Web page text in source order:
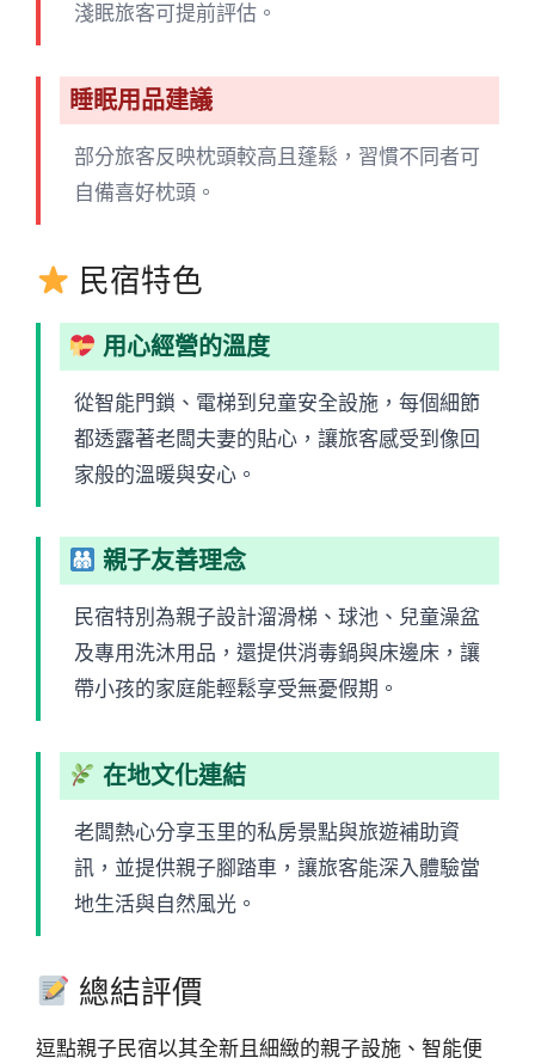
淺眠旅客可提前評估。
睡眠用品建議
部分旅客反映枕頭較高且蓬鬆，習慣不同者可
自備喜好枕頭。
民宿特色
用心經營的溫度
從智能門鎖、電梯到兒童安全設施，每個細節
都透露著老闆夫妻的貼心，讓旅客感受到像回
家般的溫暖與安心。
親子友善理念
民宿特別為親子設計溜滑梯、球池、兒童澡盆
及專用洗沐用品，還提供消毒鍋與床邊床，讓
帶小孩的家庭能輕鬆享受無憂假期。
在地文化連結
老闆熱心分享玉里的私房景點與旅遊補助資
訊，並提供親子腳踏車，讓旅客能深入體驗當
地生活與自然風光。
總結評價
逗點親子民宿以其全新且細緻的親子設施、智能便